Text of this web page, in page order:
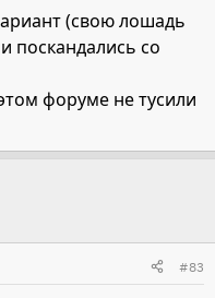
(свою лошадь
поскандались со
форуме не тусили
#83